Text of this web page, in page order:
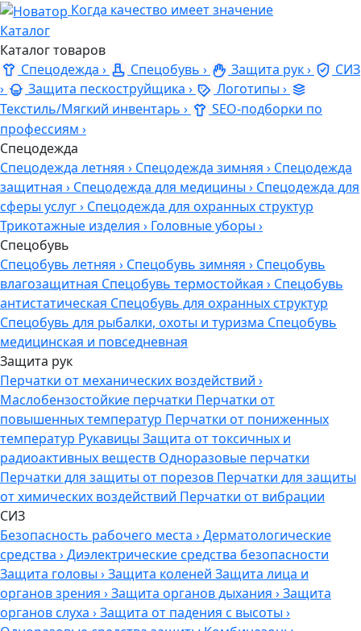
Когда качество имеет значение
Каталог
Каталог товаров
Спецодежда › Спецобувь › Защита рук›
СИЗ
›
Защита пескоструйщика › Логотипы ›
Текстиль/Мягкий инвентарь ›
SEO-подборки по
профессиям ›
Спецодежда
Спецодежда летняя › Спецодежда зимняя › Спецодежда
защитная › Спецодежда для медицины › Спецодежда для
сферы услуг› Спецодежда для охранных структур
Трикотажные изделия › Головные уборы ›
Спецобувь
Спецобувь летняя › Спецобувь зимняя › Спецобувь
влагозащитная Спецобувь термостойкая › Спецобувь
антистатическая Спецобувь для охранных структур
Спецобувь для рыбалки, охоты и туризма Спецобувь
медицинская и повседневная
Защита рук
Перчатки от механических воздействий ›
Маслобензостойкие перчатки Перчатки от
повышенных температур Перчатки от пониженных
температур Рукавицы Защита от токсичных и
радиоактивных веществ Одноразовые перчатки
Перчатки для защиты от порезов Перчатки для защиты
от химических воздействий Перчатки от вибрации
СИЗ
Безопасность рабочего места ›Дерматологические
средства ›Диэлектрические средства безопасности
Защита головы ›Защита коленей Защита лица и
органов зрения ›Защита органов дыхания ›Защита
органов слуха ›Защита от падения с высоты ›